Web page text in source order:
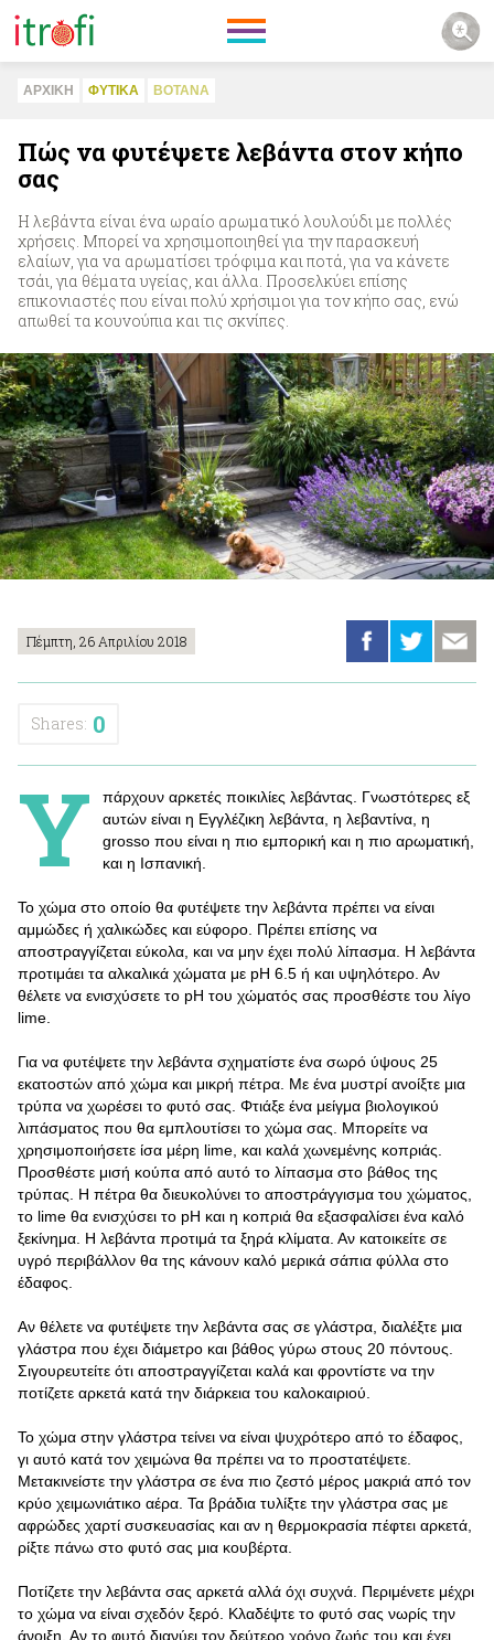
ΑΡΧΙΚΗ ΦΥΤΙΚA ΒΟΤΑΝΑ
Πώς να φυτέψετε λεβάντα στον κήπο
σας
Η λεβάντα είναι ένα ωραίο αρωματικό λουλούδι με πολλές
χρήσεις. Μπορεί να χρησιμοποιηθεί για την παρασκευή
ελαίων, για να αρωματίσει τρόφιμα και ποτά, για να κάνετε
τσάι, για θέματα υγείας, και άλλα. Προσελκύει επίσης
επικονιαστές που είναι πολύ χρήσιμοι για τον κήπο σας, ενώ
απωθεί τα κουνούπια και τις σκνίπες.
Πέμπτη, 26 Απριλίου 2018
Shares: 0
Υ
πάρχουν αρκετές ποικιλίες λεβάντας. Γνωστότερες εξ
αυτών είναι η Εγγλέζικη λεβάντα, η λεβαντίνα, η
grosso που είναι η πιο εμπορική και η πιο αρωματική,
και η Ισπανική.
Το χώμα στο οποίο θα φυτέψετε την λεβάντα πρέπει να είναι
αμμώδες ή χαλικώδες και εύφορο. Πρέπει επίσης να
αποστραγγίζεται εύκολα, και να μην έχει πολύ λίπασμα. Η λεβάντα
προτιμάει τα αλκαλικά χώματα με pH 6.5 ή και υψηλότερο. Αν
θέλετε να ενισχύσετε το pH του χώματός σας προσθέστε του λίγο
lime.
Για να φυτέψετε την λεβάντα σχηματίστε ένα σωρό ύψους 25
εκατοστών από χώμα και μικρή πέτρα. Με ένα μυστρί ανοίξτε μια
τρύπα να χωρέσει το φυτό σας. Φτιάξε ένα μείγμα βιολογικού
λιπάσματος που θα εμπλουτίσει το χώμα σας. Μπορείτε να
χρησιμοποιήσετε ίσα μέρη lime, και καλά χωνεμένης κοπριάς.
Προσθέστε μισή κούπα από αυτό το λίπασμα στο βάθος της
τρύπας. Η πέτρα θα διευκολύνει το αποστράγγισμα του χώματος,
το lime θα ενισχύσει το pH και η κοπριά θα εξασφαλίσει ένα καλό
ξεκίνημα. Η λεβάντα προτιμά τα ξηρά κλίματα. Αν κατοικείτε σε
υγρό περιβάλλον θα της κάνουν καλό μερικά σάπια φύλλα στο
έδαφος.
Αν θέλετε να φυτέψετε την λεβάντα σας σε γλάστρα, διαλέξτε μια
γλάστρα που έχει διάμετρο και βάθος γύρω στους 20 πόντους.
Σιγουρευτείτε ότι αποστραγγίζεται καλά και φροντίστε να την
ποτίζετε αρκετά κατά την διάρκεια του καλοκαιριού.
Το χώμα στην γλάστρα τείνει να είναι ψυχρότερο από το έδαφος,
γι αυτό κατά τον χειμώνα θα πρέπει να το προστατέψετε.
Μετακινείστε την γλάστρα σε ένα πιο ζεστό μέρος μακριά από τον
κρύο χειμωνιάτικο αέρα. Τα βράδια τυλίξτε την γλάστρα σας με
αφρώδες χαρτί συσκευασίας και αν η θερμοκρασία πέφτει αρκετά,
ρίξτε πάνω στο φυτό σας μια κουβέρτα.
Ποτίζετε την λεβάντα σας αρκετά αλλά όχι συχνά. Περιμένετε μέχρι
το χώμα να είναι σχεδόν ξερό. Κλαδέψτε το φυτό σας νωρίς την
άνοιξη. Αν το φυτό διανύει τον δεύτερο χρόνο ζωής του και έχει